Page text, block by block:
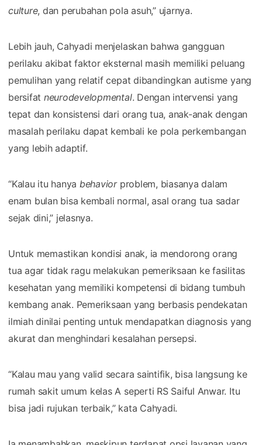
culture, dan perubahan pola asuh,” ujarnya.
Lebih jauh, Cahyadi menjelaskan bahwa gangguan
perilaku akibat faktor eksternal masih memiliki peluang
pemulihan yang relatif cepat dibandingkan autisme yang
bersifat neurodevelopmental. Dengan intervensi yang
tepat dan konsistensi dari orang tua, anak-anak dengan
masalah perilaku dapat kembali ke pola perkembangan
yang lebih adaptif.
“Kalau itu hanya behaviorproblem, biasanya dalam
enam bulan bisa kembali normal, asal orang tua sadar
sejak dini,” jelasnya.
Untuk memastikan kondisi anak, ia mendorong orang
tua agar tidak ragu melakukan pemeriksaan ke fasilitas
kesehatan yang memiliki kompetensi di bidang tumbuh
kembang anak. Pemeriksaan yang berbasis pendekatan
ilmiah dinilai penting untuk mendapatkan diagnosis yang
akurat dan menghindari kesalahan persepsi.
“Kalau mau yang valid secara saintifik, bisa langsung ke
rumah sakit umum kelas A seperti RS Saiful Anwar. Itu
bisa jadi rujukan terbaik,” kata Cahyadi.